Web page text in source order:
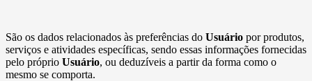
São os dados relacionados às preferências do Usuário por produtos,
serviços e atividades específicas, sendo essas informações fornecidas
pelo próprio Usuário, ou deduzíveis a partir da forma como o
mesmo se comporta.